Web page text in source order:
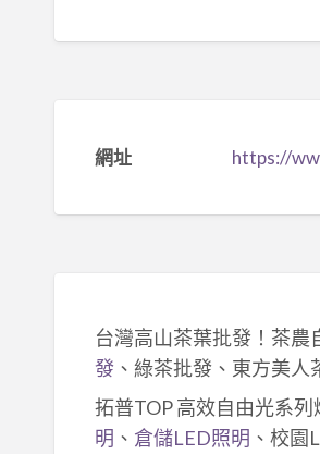
網址 https://
台灣高山茶葉批發！茶農
發、綠茶批發、東方美人
拓普TOP 高效自由光系
明 、 倉儲LED照明 、校園